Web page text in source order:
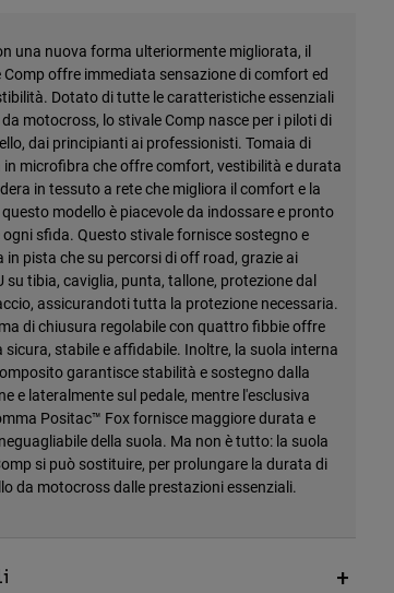
una nuova forma ulteriormente migliorata, il
offre immediata sensazione di comfort ed
Dotato di tutte le caratteristiche essenziali
motocross, lo stivale Comp nasce per i piloti di
dai principianti ai professionisti. Tomaia di
in microfibra che offre comfort, vestibilità e durata
in tessuto a rete che migliora il comfort e la
modello è piacevole da indossare e pronto
sfida. Questo stivale fornisce sostegno e
in pista che su percorsi di off road, grazie ai
su tibia, caviglia, punta, tallone, protezione dal
assicurandoti tutta la protezione necessaria.
di chiusura regolabile con quattro fibbie offre
sicura, stabile e affidabile. Inoltre, la suola interna
garantisce stabilità e sostegno dalla
e lateralmente sul pedale, mentre l'esclusiva
Positac™ Fox fornisce maggiore durata e
della suola. Ma non è tutto: la suola
si può sostituire, per prolungare la durata di
da motocross dalle prestazioni essenziali.